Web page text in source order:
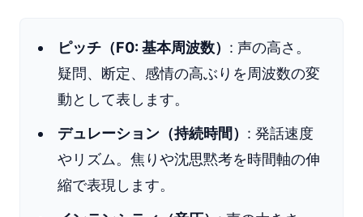
ピッチ（F0: 基本周波数） : 声の高さ。
疑問、断定、感情の高ぶりを周波数の変
動として表します。
デュレーション（持続時間） : 発話速度
やリズム。焦りや沈思黙考を時間軸の伸
縮で表現します。